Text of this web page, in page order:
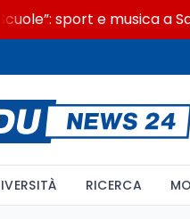
sport e musica a
RICERCA